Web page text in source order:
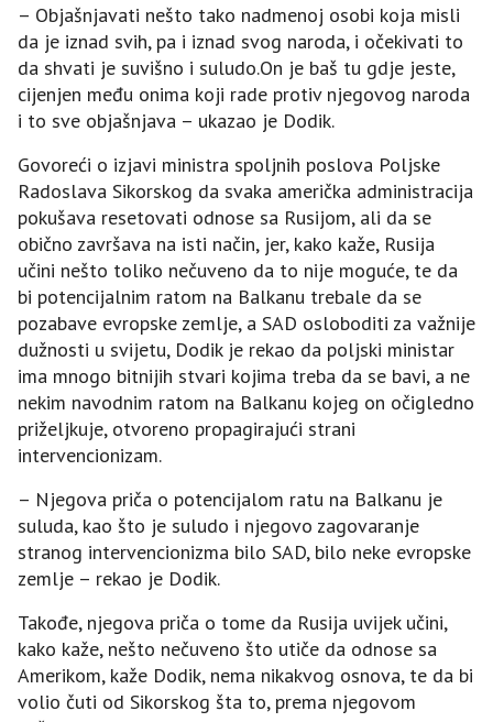
– Objašnjavati nešto tako nadmenoj osobi koja misli
da je iznad svih, pa i iznad svog naroda, i očekivati to
da shvati je suvišno i suludo.On je baš tu gdje jeste,
cijenjen među onima koji rade protiv njegovog naroda
i to sve objašnjava – ukazao je Dodik.
Govoreći o izjavi ministra spoljnih poslova Poljske
Radoslava Sikorskog da svaka američka administracija
pokušava resetovati odnose sa Rusijom, ali da se
obično završava na isti način, jer, kako kaže, Rusija
učini nešto toliko nečuveno da to nije moguće, te da
bi potencijalnim ratom na Balkanu trebale da se
pozabave evropske zemlje, a SAD osloboditi za važnije
dužnosti u svijetu, Dodik je rekao da poljski ministar
ima mnogo bitnijih stvari kojima treba da se bavi, a ne
nekim navodnim ratom na Balkanu kojeg on očigledno
priželjkuje, otvoreno propagirajući strani
intervencionizam.
– Njegova priča o potencijalom ratu na Balkanu je
suluda, kao što je suludo i njegovo zagovaranje
stranog intervencionizma bilo SAD, bilo neke evropske
zemlje – rekao je Dodik.
Takođe, njegova priča o tome da Rusija uvijek učini,
kako kaže, nešto nečuveno što utiče da odnose sa
Amerikom, kaže Dodik, nema nikakvog osnova, te da bi
volio čuti od Sikorskog šta to, prema njegovom